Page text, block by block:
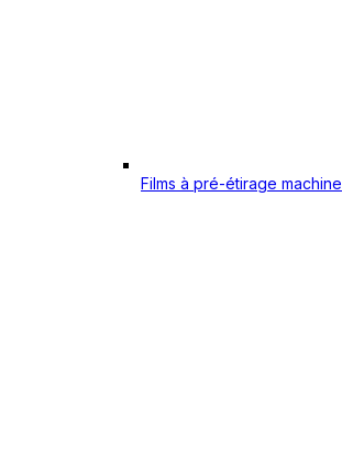
Films à pré-étirage machine